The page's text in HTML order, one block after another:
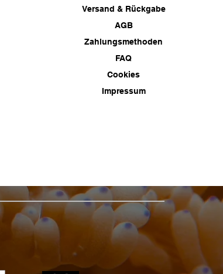
Versand & Rückgabe
AGB
Zahlungsmethoden
FAQ
Cookies
Impressum